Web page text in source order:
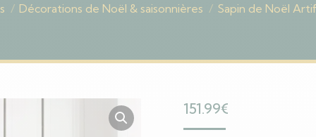
Décorations de Noël & saisonnières Sapin de Noël
151.99€